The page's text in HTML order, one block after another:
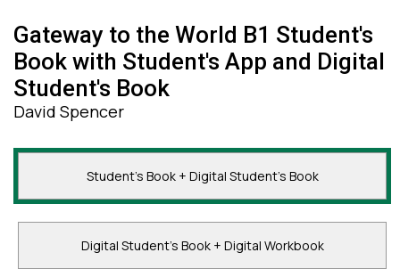
Gateway to the World B1 Student's
Book with Student's App and Digital
Student's Book
David Spencer
Student's Book + Digital Student's Book
Digital Student's Book + Digital Workbook